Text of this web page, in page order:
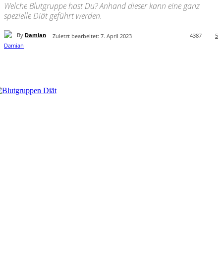
Welche Blutgruppe hast Du? Anhand dieser kann eine ganz
spezielle Diät geführt werden.
By Damian Zuletzt bearbeitet: 7. April 2023 5
4387